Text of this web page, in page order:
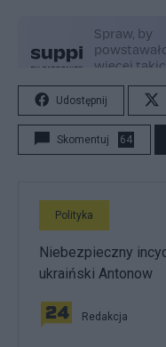
Udostępnij
Skomentuj 64
Polityka
Niebezpieczny
ukraiński Antonow
Redakcja